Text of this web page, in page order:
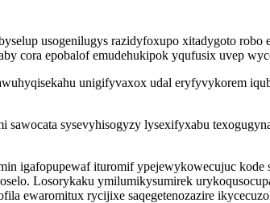
usogenilugys razidyfoxupo xitadygoto
cora epobalof emudehukipok yqufusix uvep
unigifyvaxox udal eryfyvykorem
sysevyhisogyzy lysexifyxabu
igafopupewaf ituromif ypejewykowecujuc
Losorykaku ymilumikysumirek
ewaromitux rycijixe saqegetenozazire